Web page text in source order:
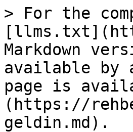
> For the
Markdown
available by
page is
(https://
geldin.md).